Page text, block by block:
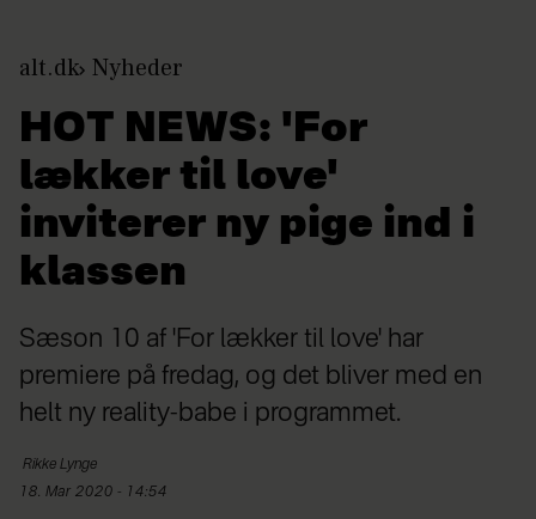
alt.dk Nyheder
HOT NEWS: 'For
lækker til love'
inviterer ny pige ind i
klassen
Sæson 10 af 'For lækker til love' har
premiere på fredag, og det bliver med en
helt ny reality-babe i programmet.
Rikke Lynge
18. Mar 2020 - 14:54